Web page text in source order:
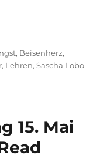
2021 – Deutschland
, Beisenherz,
, Lehren,Sascha Lobo
15. Mai